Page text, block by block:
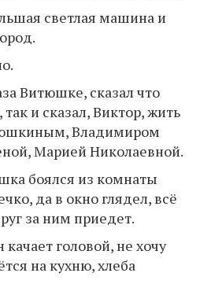
светлая машина и
Витюшке, сказал что
и сказал, Виктор, жить
Владимиром
Марией Николаевной.
боялся из комнаты
да в окно глядел, всё
за ним приедет.
качает головой, не хочу
на кухню, хлеба